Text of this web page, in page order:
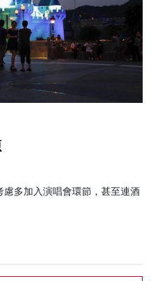
多加入演唱會環節，甚至連酒